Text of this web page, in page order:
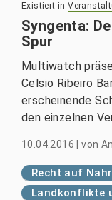
Existiert in
Syngenta:
Spur
Multiwatch
Celsio Ribeiro
erscheinende
den einzelnen
10.04.2016 |von
Recht auf
Landkonflikte